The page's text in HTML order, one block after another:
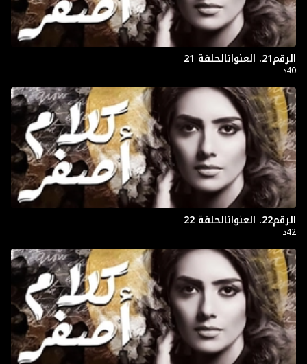
الرقم21. العنوانالحلقة 21
40د
الرقم22. العنوانالحلقة 22
42د